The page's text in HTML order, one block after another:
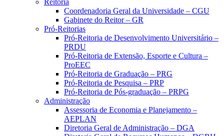
Reitoria
Coordenadoria Geral da Universidade – CGU
Gabinete do Reitor – GR
Pró-Reitorias
Pró-Reitoria de Desenvolvimento Universitário –
PRDU
Pró-Reitoria de Extensão, Esporte e Cultura –
ProEEC
Pró-Reitoria de Graduação – PRG
Pró-Reitoria de Pesquisa – PRP
Pró-Reitoria de Pós-graduação – PRPG
Administração
Assessoria de Economia e Planejamento –
AEPLAN
Diretoria Geral de Administração – DGA